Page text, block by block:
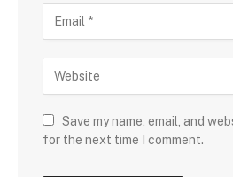
Save my name, email, and
for the next time I comment.